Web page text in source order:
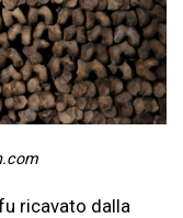
ricavato dalla